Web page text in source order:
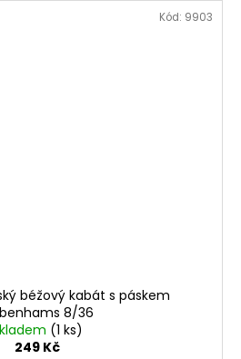
béžový kabát s páskem
8/36
(1 ks)
249 Kč
Kód: 9903